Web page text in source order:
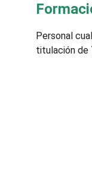
Personal
titulación de